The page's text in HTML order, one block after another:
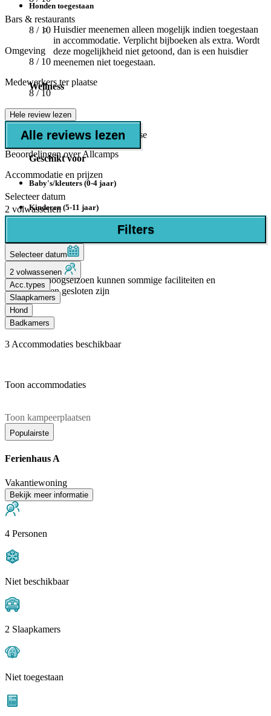
Honden toegestaan
Huisdier meenemen alleen mogelijk indien toegestaan
in accommodatie. Verplicht bijboeken als extra. Wordt
deze mogelijkheid niet getoond, dan is een huisdier
meenemen niet toegestaan.
Wellness
Sauna
tegen betaling ter plaatse
Geschikt voor
Baby's/kleuters (0-4 jaar)
Kinderen (5-11 jaar)
3 Sterren
Buiten het hoogseizoen kunnen sommige faciliteiten en
voorzieningen gesloten zijn
Bars & restaurants
8 / 10
Omgeving
8 / 10
Medewerkers ter plaatse
8/ 10
Hele review lezen
Alle reviews lezen
Beoordelingen over Allcamps
Accommodatie en prijzen
Selecteer datum
2 volwassenen
Filters
Selecteer datum
2 volwassenen
Acc.types
Slaapkamers
Hond
Badkamers
3 Accommodaties beschikbaar
Toon accommodaties
Toon kampeerplaatsen
Populairste
Ferienhaus A
Vakantiewoning
Bekijk meer informatie
4 Personen
Niet beschikbaar
2 Slaapkamers
Niet toegestaan